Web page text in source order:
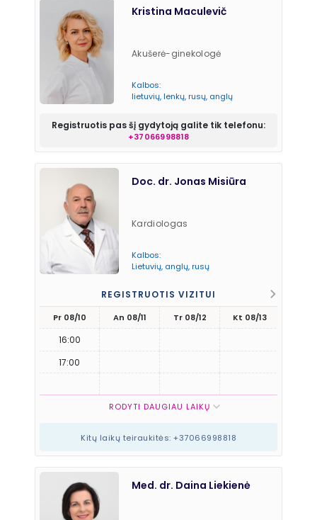
Kristina Maculevič
Akušerė-ginekologė
Kalbos:
lietuvių, lenkų, rusų, anglų
Registruotis pas šį gydytoją galite tik telefonu:
+37066998818
Doc. dr. Jonas Misiūra
Kardiologas
Kalbos:
Lietuvių, anglų, rusų
REGISTRUOTIS VIZITUI
Pr 08/10
16:00
17:00
An 08/11 Tr 08/12 Kt 08/13
RODYTI DAUGIAU LAIKŲ
Kitų laikų teiraukitės: +37066998818
Med. dr. Daina Liekienė